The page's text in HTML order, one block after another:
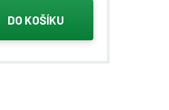
DO KOŠÍKU